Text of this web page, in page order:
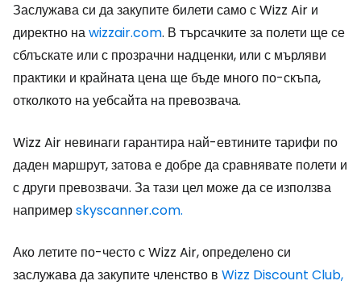
Заслужава си да закупите билети само с Wizz Air и
директно наwizzair.com. В търсачките за полети ще се
сблъскате или с прозрачни надценки, или с мърляви
практики и крайната цена ще бъде много по-скъпа,
отколкото на уебсайта на превозвача.
Wizz Air невинаги гарантира най-евтините тарифи по
даден маршрут, затова е добре да сравнявате полети и
с други превозвачи. За тази цел може да се използва
напримерskyscanner.com.
Ако летите по-често с Wizz Air, определено си
заслужава да закупите членство в Wizz Discount Club,